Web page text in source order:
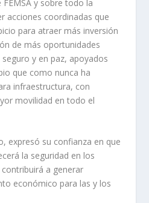
y sobre todo la
acciones coordinadas que
para atraer más inversión
de más oportunidades
y en paz, apoyados
que como nunca ha
infraestructura, con
movilidad en todo el
expresó su confianza en que
la seguridad en los
a generar
económico para las y los